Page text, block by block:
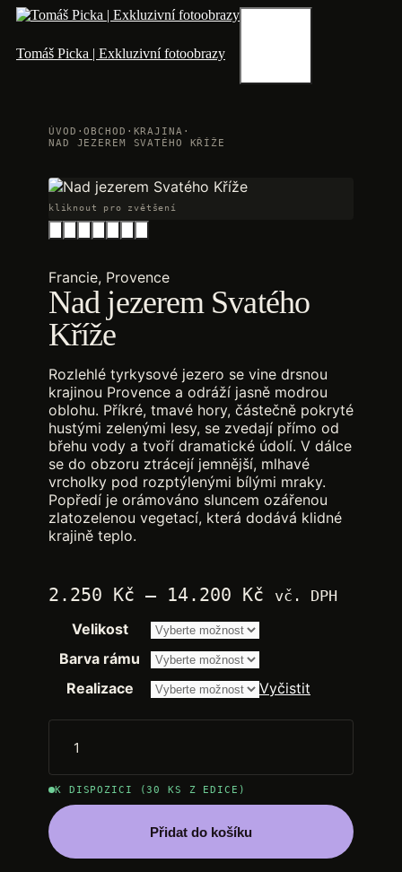
Přeskočit
obsah
Tomáš Picka | Exkluzivní fotoobrazy
ÚVOD ·OBCHOD · KRAJINA ·
NAD JEZEREM SVATÉHO KŘÍŽE
kliknout pro zvětšení
Francie, Provence
Nad jezerem Svatého
Kříže
Rozlehlé tyrkysové jezero se vine drsnou
krajinou Provence a odráží jasně modrou
oblohu. Příkré, tmavé hory, částečně pokryté
hustými zelenými lesy, se zvedají přímo od
břehu vody a tvoří dramatické údolí. V dálce
se do obzoru ztrácejí jemnější, mlhavé
vrcholky pod rozptýlenými bílými mraky.
Popředí je orámováno sluncem ozářenou
zlatozelenou vegetací, která dodává klidné
krajině teplo.
2.250 Kč – 14.200 Kč Rozpětí
14.200 Kč
vč. DPH
Velikost
Barva rámu
Realizace
Vyčistit
K DISPOZICI (30 KS Z EDICE)
Přidat do košíku